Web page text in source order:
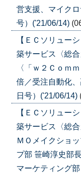
営支援、マイク
号）('21/06/14)
【ＥＣソリュー
築サービス〈総
〈「ｗ２Ｃｏｍ
倍／受注自動化
日号）('21/06/14)
【ＥＣソリュー
築サービス〈総
ＭＯメイクショ
プ部 笹崎淳史部
マーケティング